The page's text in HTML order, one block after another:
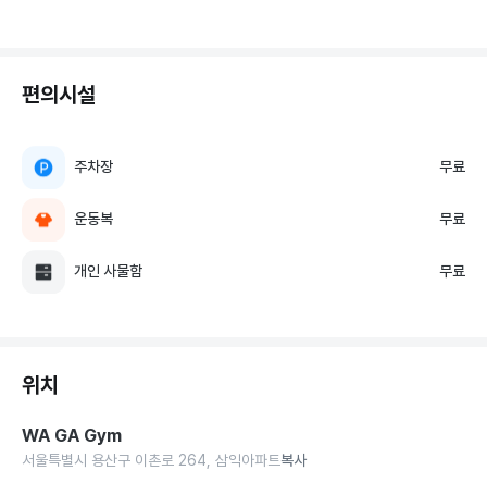
편의시설
주차장 무료
운동복 무료
개인 사물함 무료
위치
WA GA Gym
서울특별시 용산구 이촌로 264, 삼익아파트복사